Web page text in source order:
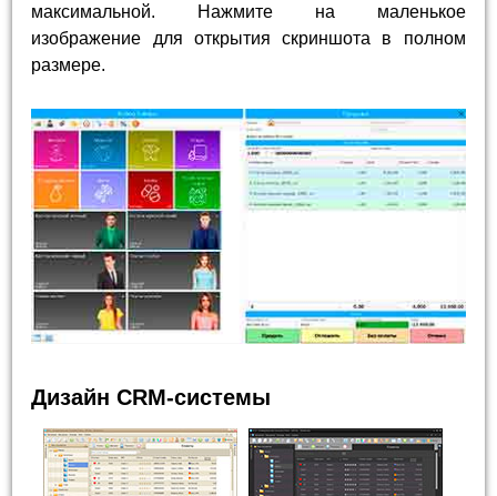
максимальной. Нажмите на маленькое
изображение для открытия скриншота в полном
размере.
Дизайн CRM-системы